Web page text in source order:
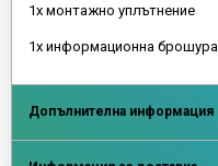
1x монтажно уплътнение
1x информационна брошура
Допълнителна информация